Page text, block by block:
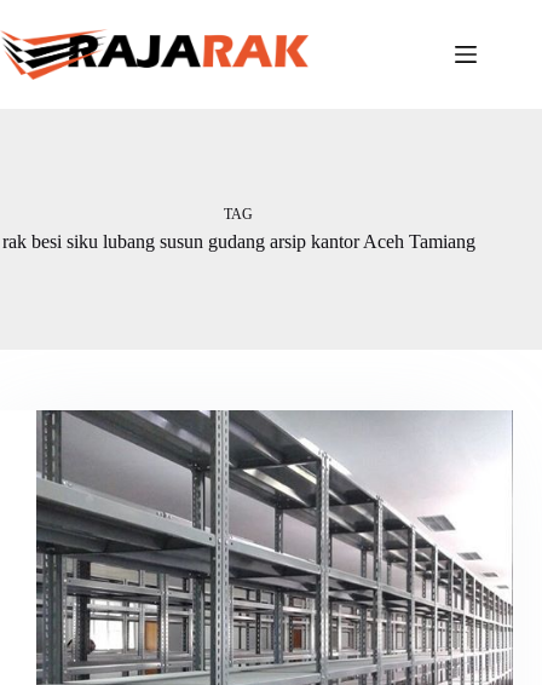
to
content
TAG
rak besi siku lubang susun gudang arsip kantor Aceh Tamiang